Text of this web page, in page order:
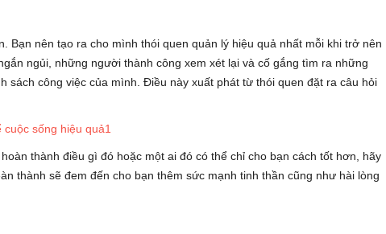
Bạn nên tạo ra cho mình thói quen quản lý hiệu quả nhất mỗi khi trở nên
ngủi, những người thành công xem xét lại và cố gắng tìm ra những
sách công việc của mình. Điều này xuất phát từ thói quen đặt ra câu hỏi
thành điều gì đó hoặc một ai đó có thể chỉ cho bạn cách tốt hơn, hãy
thành sẽ đem đến cho bạn thêm sức mạnh tinh thần cũng như hài lòng